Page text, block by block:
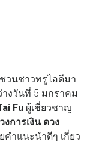
วนชาวทรูไอดีมา
งวันที่ 5 มกราคม
Fu ผู้เชี่ยวชาญ
งการเงิน ดวง
คำแนะนำดีๆ เกี่ยว